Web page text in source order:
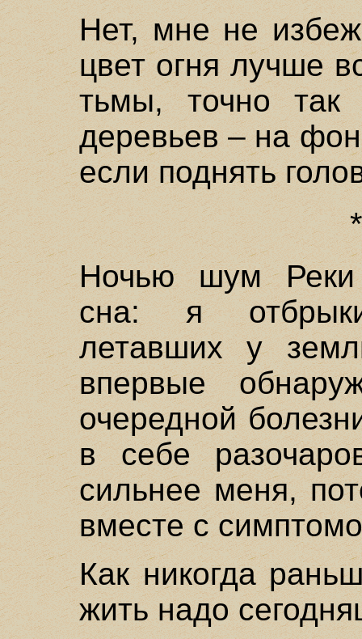
Нет, мне не
цвет огня лучше
тьмы, точно
деревьев – на
если поднять
Ночью шум Реки
сна: я
летавших у
впервые
очередной
в себе
сильнее меня,
вместе с
Как никогда
жить надо